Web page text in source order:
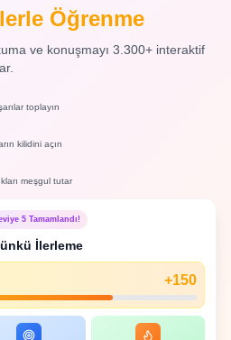
Öğrenme
ve konuşmayı 3.300+ interaktif
toplayın
kilidini açın
meşgul tutar
5 Tamamlandı!
İlerleme
+150